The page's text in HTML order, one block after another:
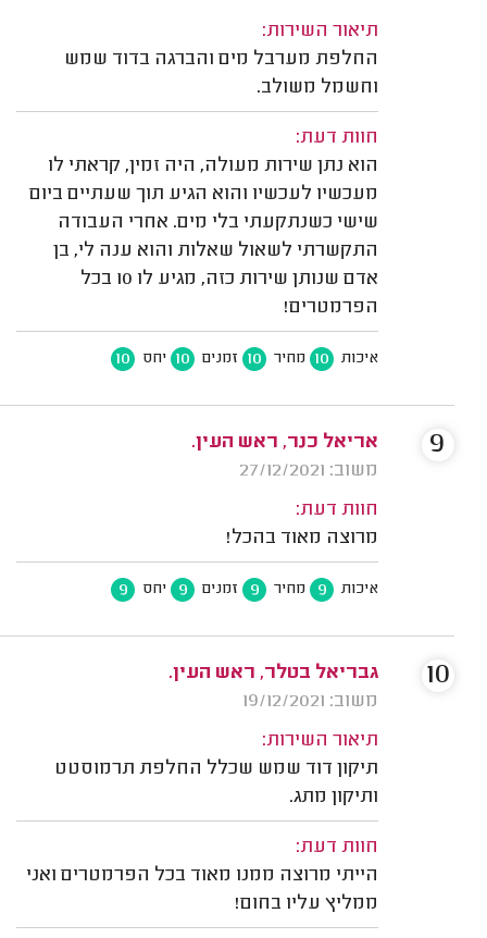
תיאור השירות:
החלפת מערבל מים והברגה בדוד שמש
וחשמל משולב.
חוות דעת:
הוא נתן שירות מעולה, היה זמין, קראתי לו
מעכשיו לעכשיו והוא הגיע תוך שעתיים ביום
שישי כשנתקעתי בלי מים. אחרי העבודה
התקשרתי לשאול שאלות והוא ענה לי, בן
אדם שנותן שירות כזה, מגיע לו 10 בכל
הפרמטרים!
איכות 10 מחיר 10 זמנים 10 יחס 10
אריאל כנר, ראש העין.
משוב: 27/12/2021
חוות דעת:
מרוצה מאוד בהכל!
איכות 9 מחיר 9 זמנים 9 יחס 9
9
גבריאל בטלר, ראש העין.
משוב: 19/12/2021
תיאור השירות:
תיקון דוד שמש שכלל החלפת תרמוסטט
ותיקון מתג.
חוות דעת:
הייתי מרוצה ממנו מאוד בכל הפרמטרים ואני
ממליץ עליו בחום!
10